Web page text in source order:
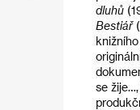
dluhů
Bestiář
se